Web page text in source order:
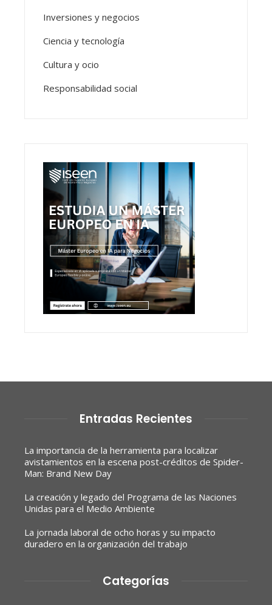
Inversiones y negocios
Ciencia y tecnología
Cultura y ocio
Responsabilidad social
Entradas Recientes
La importancia de la herramienta para localizar
avistamientos en la escena post-créditos de Spider-
Man: Brand New Day
La creación y legado del Programa de las Naciones
Unidas para el Medio Ambiente
La jornada laboral de ocho horas y su impacto
duradero en la organización del trabajo
Categorías